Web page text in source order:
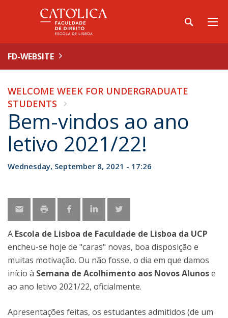
FD-WEBSITE
WELCOME WEEK FOR UNDERGRADUATE
STUDENTS
Bem-vindos ao ano
letivo 2021/22!
Wednesday, September 8, 2021 - 17:26
A Escola de Lisboa de Faculdade de Lisboa da UCP
encheu-se hoje de "caras" novas, boa disposição e
muitas motivação. Ou não fosse, o dia em que damos
início à Semana de Acolhimento aos Novos Alunose
ao ano letivo 2021/22, oficialmente.
Apresentações feitas, os estudantes admitidos (de um